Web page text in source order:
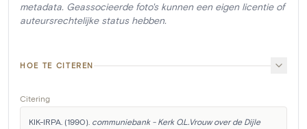
metadata. Geassocieerde foto's kunnen een eigen licentie of
auteursrechtelijke status hebben.
HOE TE CITEREN
Citering
KIK-IRPA. (1990). communiebank - Kerk O.L.Vrouw over de Dijle